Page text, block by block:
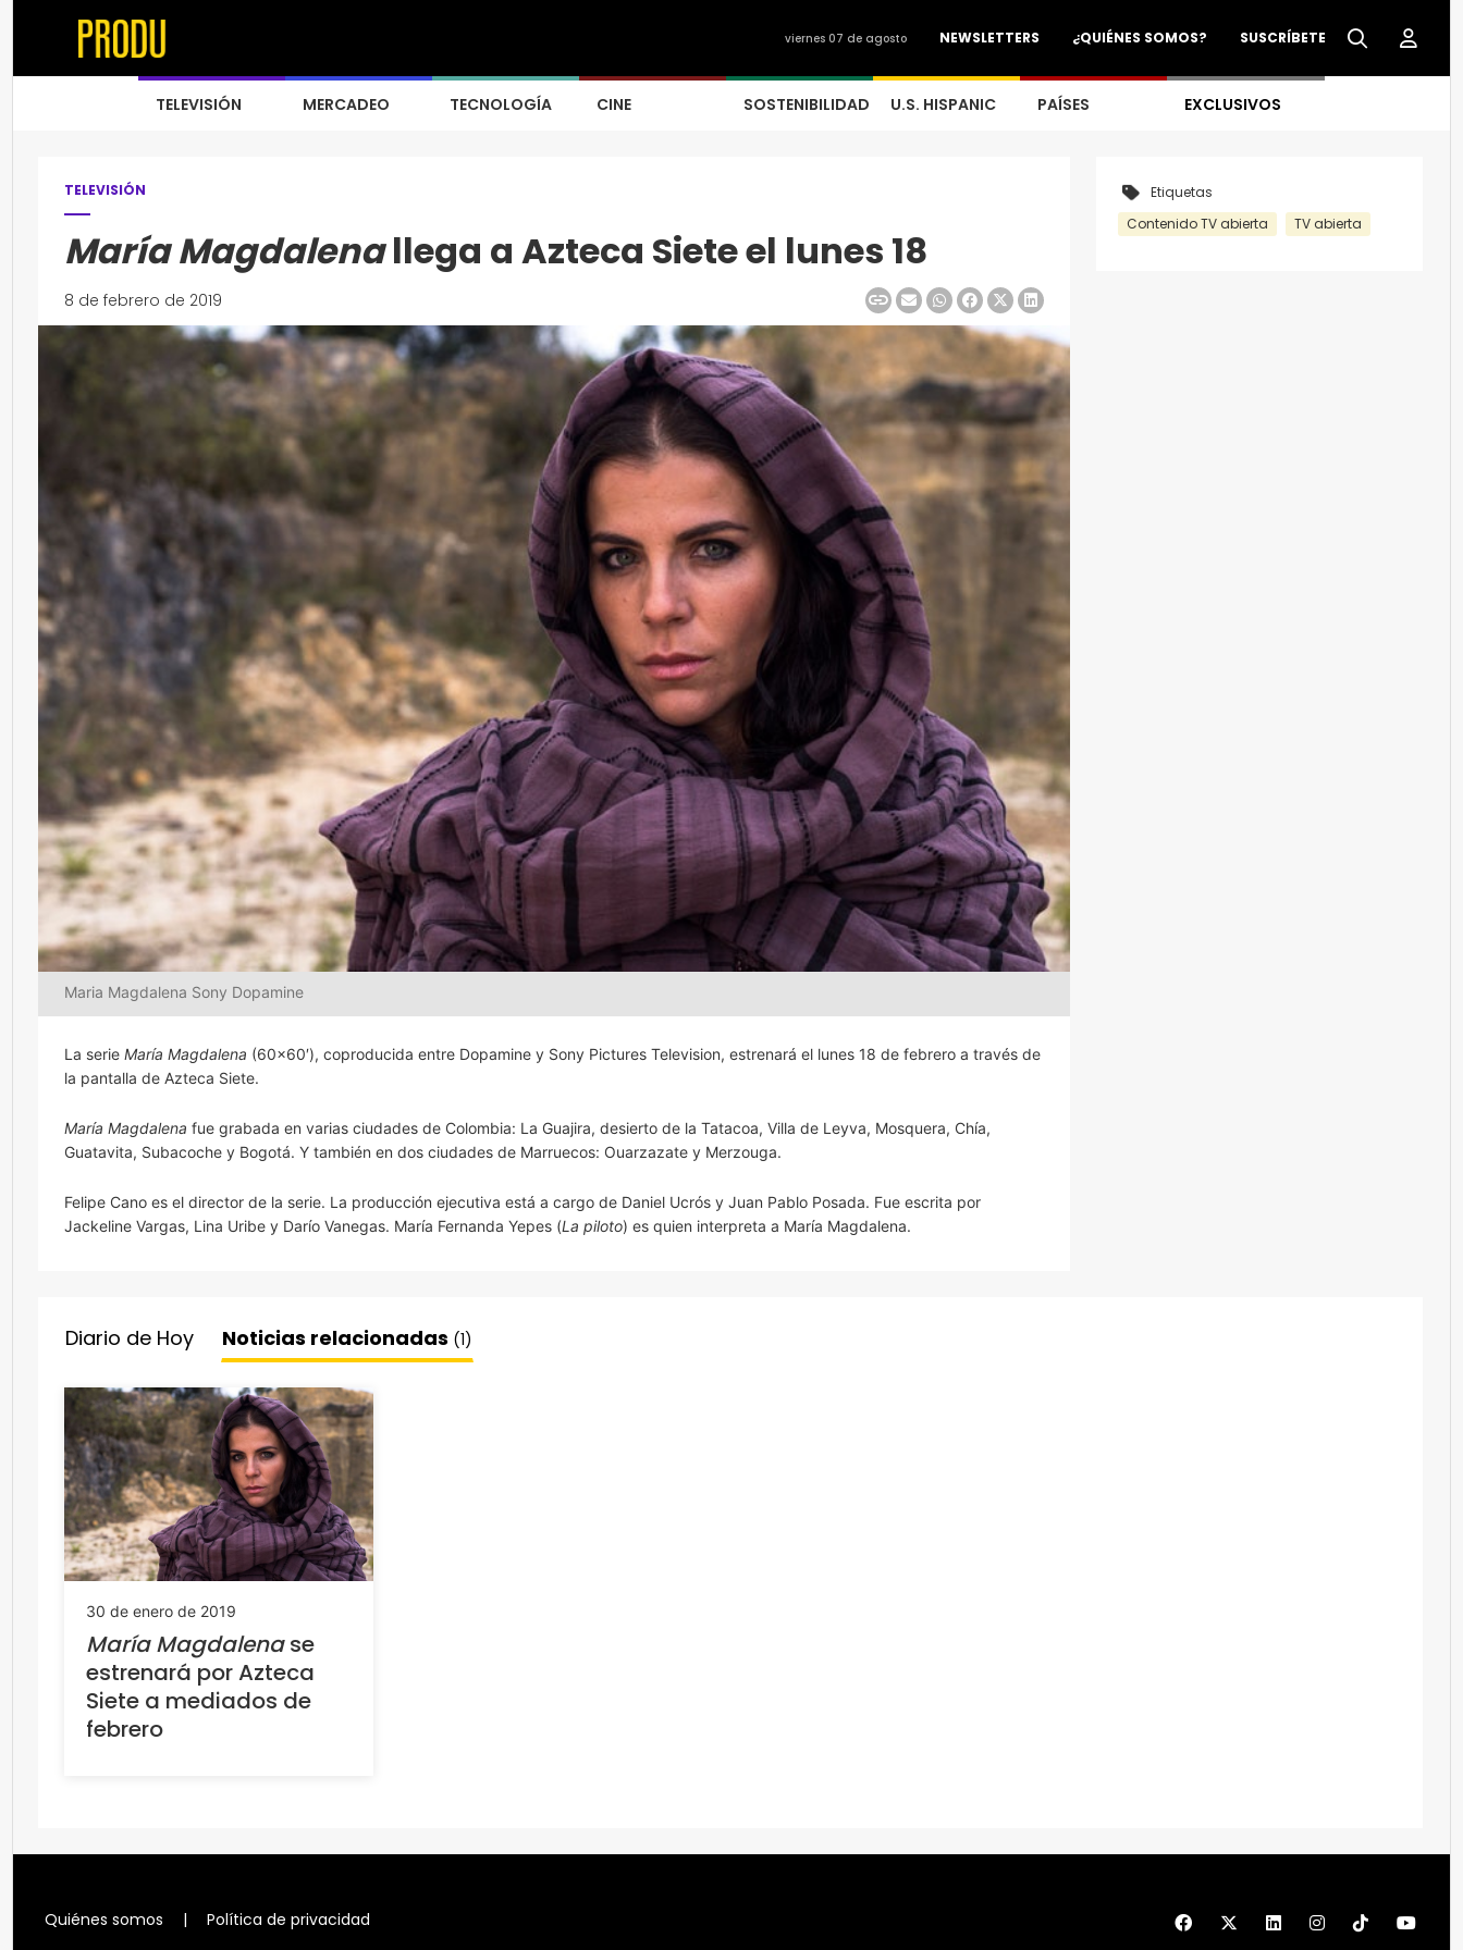
SUSCRÍBETE
¿QUIÉNES SOMOS?
NEWSLETTERS
viernes 07 de agosto
TELEVISIÓN MERCADEO TECNOLOGÍA CINE SOSTENIBILIDAD U.S. HISPANIC PAÍSES EXCLUSIVOS
TELEVISIÓN
María Magdalenallega a Azteca Siete el lunes 18
8 de febrero de 2019
Maria Magdalena Sony Dopamine
La serie María Magdalena (60×60′), coproducida entre Dopamine y Sony Pictures Television, estrenará el lunes 18 de febrero a través de
la pantalla de Azteca Siete.
María Magdalena fue grabada en varias ciudades de Colombia: La Guajira, desierto de la Tatacoa, Villa de Leyva, Mosquera, Chía,
Guatavita, Subacoche y Bogotá. Y también en dos ciudades de Marruecos: Ouarzazate y Merzouga.
Felipe Cano es el director de la serie. La producción ejecutiva está a cargo de Daniel Ucrós y Juan Pablo Posada. Fue escrita por
Jackeline Vargas, Lina Uribe y Darío Vanegas. María Fernanda Yepes (La piloto) es quien interpreta a María Magdalena.
Etiquetas
Contenido TV abierta
TV abierta
Diario de Hoy Noticias relacionadas (1)
30 de enero de 2019
María Magdalenase
estrenará por Azteca
Siete a mediados de
febrero
Quiénes somos | Política de privacidad